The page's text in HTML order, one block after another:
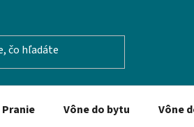
Pranie Vône do bytu Vône